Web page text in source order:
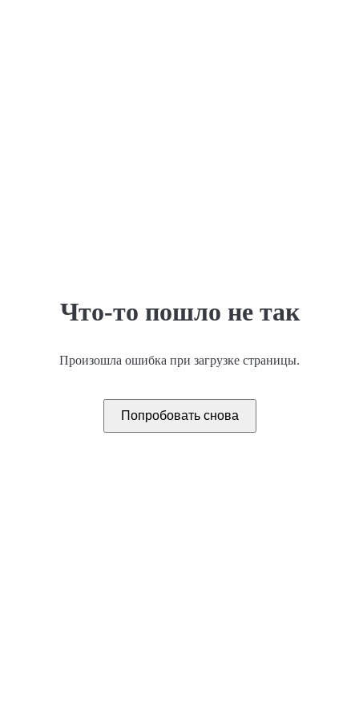
Что-то пошло не так
Произошла ошибка при загрузке страницы.
Попробовать снова